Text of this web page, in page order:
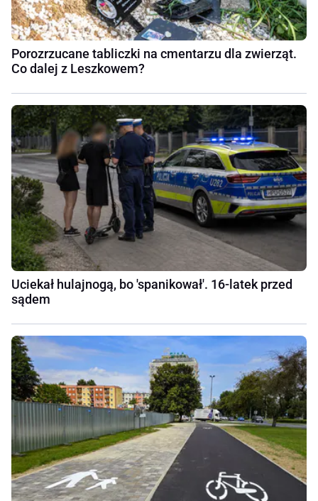
Porozrzucane tabliczki na cmentarzu dla zwierząt.
Co dalej z Leszkowem?
Uciekał hulajnogą, bo 'spanikował'. 16-latek przed
sądem